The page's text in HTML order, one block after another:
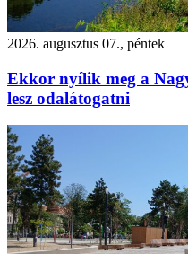
2026. augusztus 07., péntek
Ekkor nyílik meg a
lesz odalátogatni